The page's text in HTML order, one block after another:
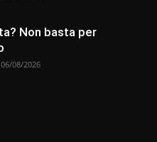
Non basta per
06/08/2026